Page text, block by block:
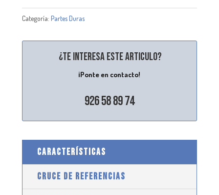
Categoría: Partes Duras
¿Te interesa este articulo?
¡Ponte en contacto!
926 58 89 74
CARACTERÍSTICAS
CRUCE DE REFERENCIAS